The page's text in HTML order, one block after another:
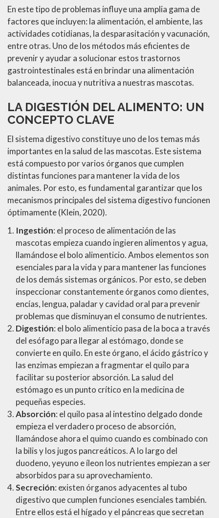
En este tipo de problemas influye una amplia gama de
factores que incluyen: la alimentación, el ambiente, las
actividades cotidianas, la desparasitación y vacunación,
entre otras. Uno de los métodos más eficientes de
prevenir y ayudar a solucionar estos trastornos
gastrointestinales está en brindar una alimentación
balanceada, inocua y nutritiva a nuestras mascotas.
LA DIGESTIÓN DEL ALIMENTO: UN
CONCEPTO CLAVE
El sistema digestivo constituye uno de los temas más
importantes en la salud de las mascotas. Este sistema
está compuesto por varios órganos que cumplen
distintas funciones para mantener la vida de los
animales. Por esto, es fundamental garantizar que los
mecanismos principales del sistema digestivo funcionen
óptimamente (Klein, 2020).
Ingestión: el proceso de alimentación de las
mascotas empieza cuando ingieren alimentos y agua,
llamándose el bolo alimenticio. Ambos elementos son
esenciales para la vida y para mantener las funciones
de los demás sistemas orgánicos. Por esto, se deben
inspeccionar constantemente órganos como dientes,
encías, lengua, paladar y cavidad oral para prevenir
problemas que disminuyan el consumo de nutrientes.
Digestión: el bolo alimenticio pasa de la boca a través
del esófago para llegar al estómago, donde se
convierte en quilo. En este órgano, el ácido gástrico y
las enzimas empiezan a fragmentar el quilo para
facilitar su posterior absorción. La salud del
estómago es un punto crítico en la medicina de
pequeñas especies.
Absorción: el quilo pasa al intestino delgado donde
empieza el verdadero proceso de absorción,
llamándose ahora el quimo cuando es combinado con
la bilis y los jugos pancreáticos. A lo largo del
duodeno, yeyuno e íleon los nutrientes empiezan a ser
absorbidos para su aprovechamiento.
Secreción: existen órganos adyacentes al tubo
digestivo que cumplen funciones esenciales también.
Entre ellos está el hígado y el páncreas que secretan